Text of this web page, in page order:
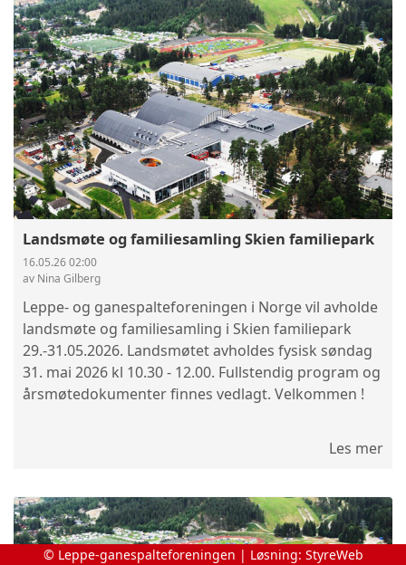
Landsmøte og familiesamling Skien familiepark
16.05.26 02:00
av Nina Gilberg
Leppe- og ganespalteforeningen i Norge vil avholde
landsmøte og familiesamling i Skien familiepark
29.-31.05.2026. Landsmøtet avholdes fysisk søndag
31. mai 2026 kl 10.30 - 12.00. Fullstendig program og
årsmøtedokumenter finnes vedlagt. Velkommen !
Les mer
© Leppe-ganespalteforeningen | Løsning: StyreWeb